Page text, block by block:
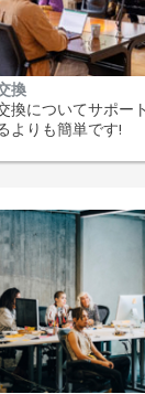
換
換についてサポー
よりも簡単です!